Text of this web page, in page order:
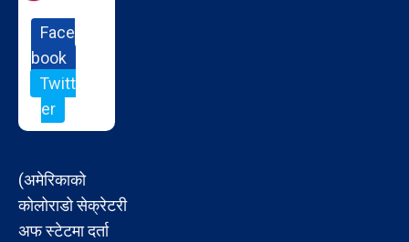
Face
book
Twitt
er
(अमेरिकाको
कोलोराडो सेक्रेटरी
अफ स्टेटमा दर्ता